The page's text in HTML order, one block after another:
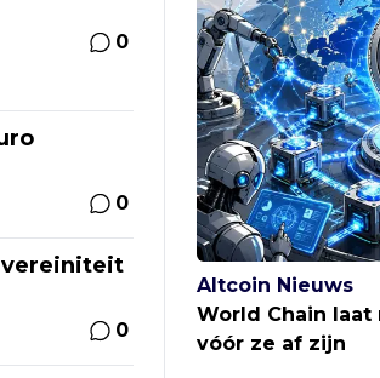
0
0
0
Altcoin Nieuws
World Chain
vóór ze af zijn